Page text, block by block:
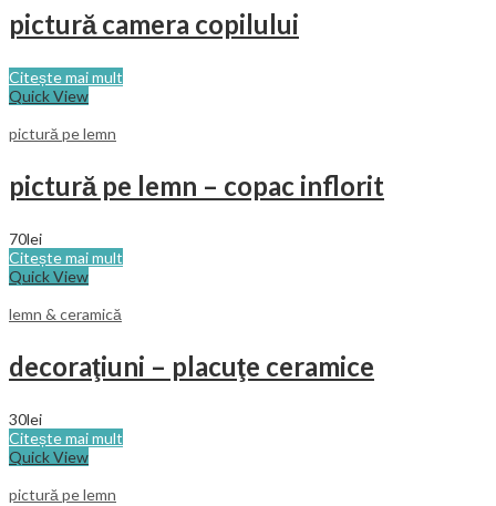
pictură camera copilului
Citește mai mult
Quick View
pictură pe lemn
pictură pe lemn – copac inflorit
70lei
Citește mai mult
Quick View
lemn & ceramică
decoraţiuni – placuţe ceramice
30lei
Citește mai mult
Quick View
pictură pe lemn